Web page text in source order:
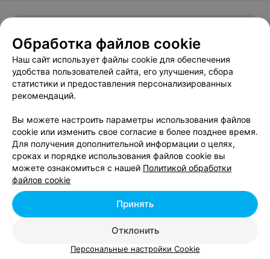
Косметические салоны в Заводском районе
Минска
Минска
Добавить компанию
Обработка файлов cookie
Наш сайт использует файлы cookie для обеспечения
удобства пользователей сайта, его улучшения, сбора
статистики и предоставления персонализированных
рекомендаций.
Вы можете настроить параметры использования файлов
cookie или изменить свое согласие в более позднее время.
Для получения дополнительной информации о целях,
сроках и порядке использования файлов cookie вы
можете ознакомиться с нашей Политикой обработки
файлов cookie
Отклонить
Принять
Персональные настройки Cookie